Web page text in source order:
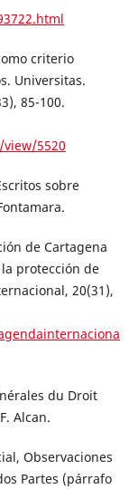
criterio
Universitas.
85-100.
5520
sobre
de Cartagena
protección de
20(31),
du Droit
Alcan.
Observaciones
Partes (párrafo